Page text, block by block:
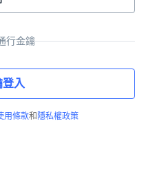
行金鑰
登入
用條款和 隱私權政策